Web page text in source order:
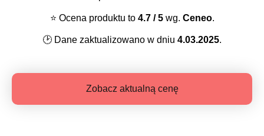
⭐️ Ocena produktu to 4.7/ 5wg. Ceneo.
🕑 Dane zaktualizowano w dniu 4.03.2025.
Zobacz aktualną cenę